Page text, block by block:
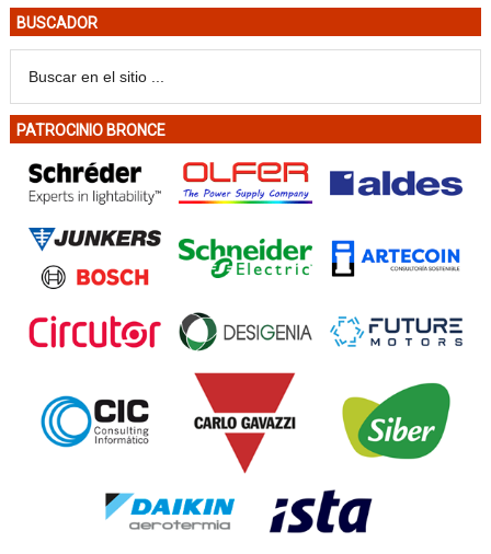
BUSCADOR
PATROCINIO BRONCE